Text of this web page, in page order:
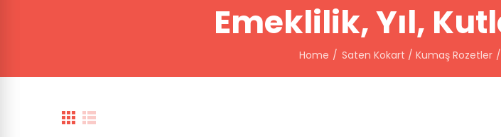
Emeklilik, Yıl,
Home Saten Kokart / Kumaş Rozetler